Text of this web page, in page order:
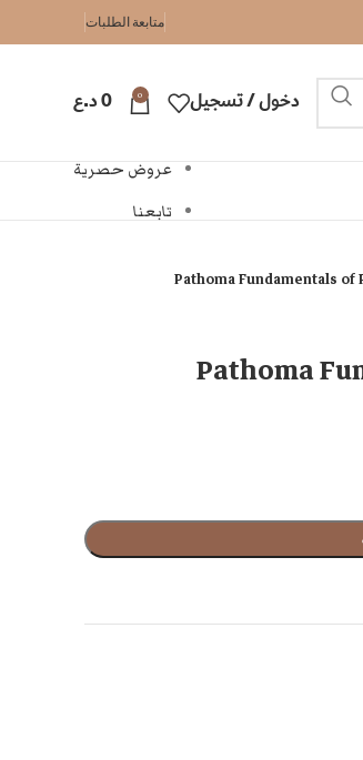
متابعة الطلبات
دخول / تسجيل 0
0د.ع
عروض حصرية
تابعنا
Pathoma Fundamentals of
Pathoma